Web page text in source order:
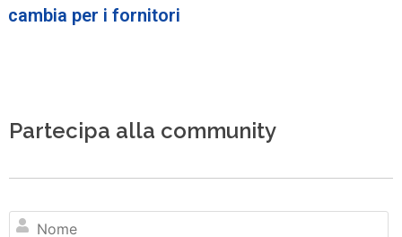
cambia per i fornitori
Partecipa alla community